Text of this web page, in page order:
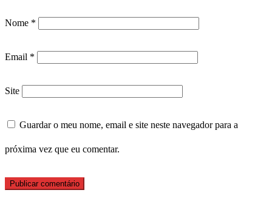
Nome *
Email *
Site
Guardar o meu nome, email e site neste navegador para a
próxima vez que eu comentar.